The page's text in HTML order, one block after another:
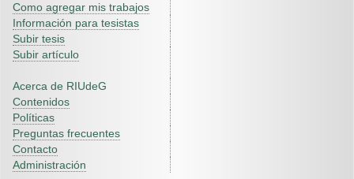
Como agregar mis trabajos
Información para tesistas
Subir tesis
Subir artículo
Acerca de RIUdeG
Contenidos
Políticas
Preguntas frecuentes
Contacto
Administración